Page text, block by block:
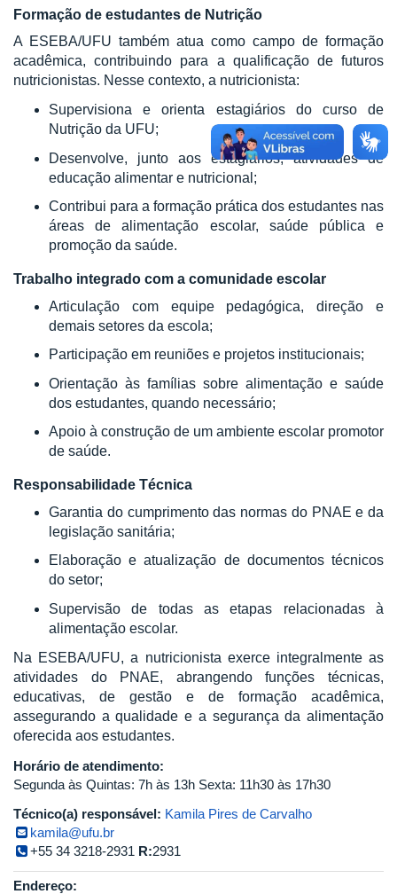
Formação de estudantes de Nutrição
A ESEBA/UFU também atua como campo de formação
acadêmica, contribuindo para a qualificação de futuros
nutricionistas. Nesse contexto, a nutricionista:
Supervisiona e orienta estagiários do curso de
Nutrição da UFU;
Desenvolve, junto aos estagiários, atividades de
educação alimentar e nutricional;
Contribui para a formação prática dos estudantes nas
áreas de alimentação escolar, saúde pública e
promoção da saúde.
Trabalho integrado com a comunidade escolar
Articulação com equipe pedagógica, direção e
demais setores da escola;
Participação em reuniões e projetos institucionais;
Orientação às famílias sobre alimentação e saúde
dos estudantes, quando necessário;
Apoio à construção de um ambiente escolar promotor
de saúde.
Responsabilidade Técnica
Garantia do cumprimento das normas do PNAE e da
legislação sanitária;
Elaboração e atualização de documentos técnicos
do setor;
Supervisão de todas as etapas relacionadas à
alimentação escolar.
Na ESEBA/UFU, a nutricionista exerce integralmente as
atividades do PNAE, abrangendo funções técnicas,
educativas, de gestão e de formação acadêmica,
assegurando a qualidade e a segurança da alimentação
oferecida aos estudantes.
Horário de atendimento:
Segunda às Quintas: 7h às 13h Sexta: 11h30 às 17h30
Técnico(a) responsável: Kamila Pires de Carvalho
kamila@ufu.br
+55 34 3218-2931 R:2931
Endereço: